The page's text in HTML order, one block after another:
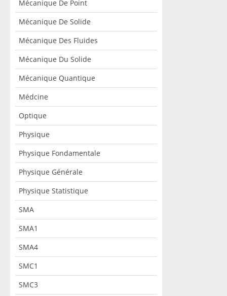
Mécanique De Point
Mécanique De Solide
Mécanique Des Fluides
Mécanique Du Solide
Mécanique Quantique
Médcine
Optique
Physique
Physique Fondamentale
Physique Générale
Physique Statistique
SMA
SMA1
SMA4
SMC1
SMC3